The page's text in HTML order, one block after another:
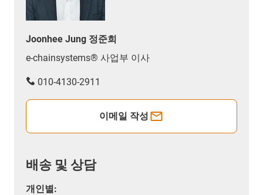
Joonhee Jung 정준희
e-chainsystems® 사업부 이사
010-4130-2911
이메일 작성
배송 및 상담
개인별: